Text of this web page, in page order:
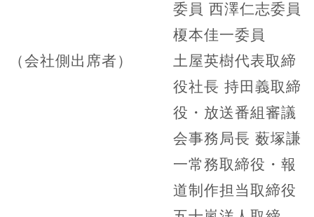
委員 西澤仁志委員
榎本佳一委員
（会社側出席者）
土屋英樹代表取締
役社長 持田義取締
役・放送番組審議
会事務局長 薮塚謙
一常務取締役・報
道制作担当取締役